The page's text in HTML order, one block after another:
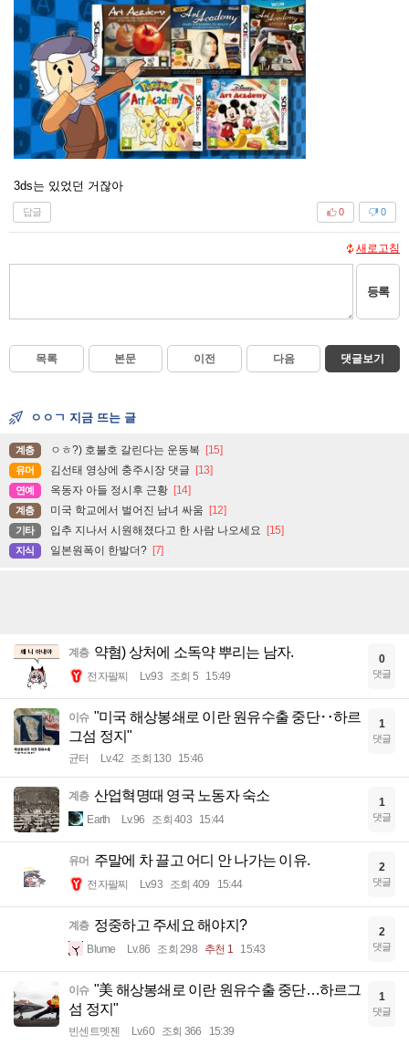
3ds는 있었던 거잖아
답글 0
0
새로고침
등록
목록 본문 이전 다음 댓글보기
ㅇㅇㄱ 지금 뜨는 글
계층 ㅇㅎ?) 호불호 갈린다는 운동복 [15]
유머 김선태 영상에 충주시장 댓글 [13]
연예 옥동자 아들 정시후 근황 [14]
계층 미국 학교에서 벌어진 남녀 싸움 [12]
기타 입추 지나서 시원해졌다고 한 사람 나오세요 [15]
지식 일본원폭이 한발더? [7]
계층 약혐) 상처에 소독약 뿌리는 남자.
전자팔찌 Lv.93 조회 5 15:49
0
댓글
이슈 "미국 해상봉쇄로 이란 원유수출 중단‥하르
그섬 정지"
균터 Lv.42 조회 130 15:46
1
댓글
계층 산업혁명때 영국 노동자 숙소
Earth Lv.96 조회 403 15:44
1
댓글
유머 주말에 차 끌고 어디 안 나가는 이유.
전자팔찌 Lv.93 조회 409 15:44
2
댓글
계층 정중하고 주세요 해야지?
Blume Lv.86 조회 298 추천 1 15:43
2
댓글
이슈 "美 해상봉쇄로 이란 원유수출 중단…하르그
섬 정지"
빈센트멧젠 Lv.60 조회 366 15:39
1
댓글